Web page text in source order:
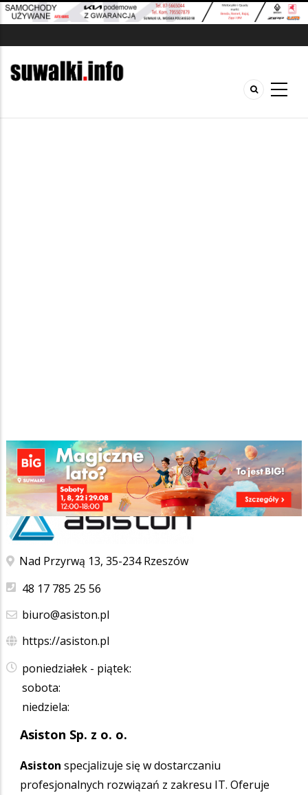
Ścieżka
nawigacyjna
Strona główna/Katalog firm/Usługi/Informatyczne/
Asiston Sp. z o. o.
Nad Przyrwą 13, 35-234 Rzeszów
48 17 785 25 56
biuro@asiston.pl
https://asiston.pl
poniedziałek - piątek:
sobota:
niedziela:
Asiston Sp. z o. o.
Asiston specjalizuje się w dostarczaniu
profesjonalnych rozwiązań z zakresu IT. Oferuje